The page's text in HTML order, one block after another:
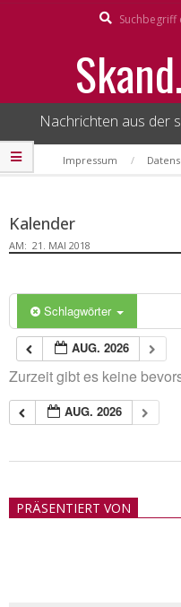
Nachrichten aus der
Secondary
Navigation
Impressum
Kalender
AM: 21. MAI 2018
Schlagwörter
AUG. 2026
Zurzeit gibt es keine
AUG. 2026
21PRÄSENTIERT VON